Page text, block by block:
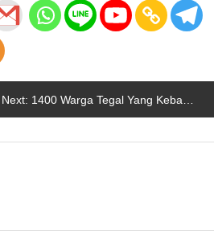
Next: 1400 Warga Tegal Yang Kebanjiran Telah Kembali Ke Rumah